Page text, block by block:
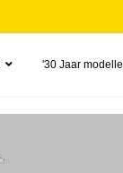
'30 Jaar